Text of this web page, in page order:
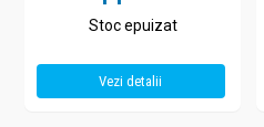
Stoc epuizat
Vezi detalii